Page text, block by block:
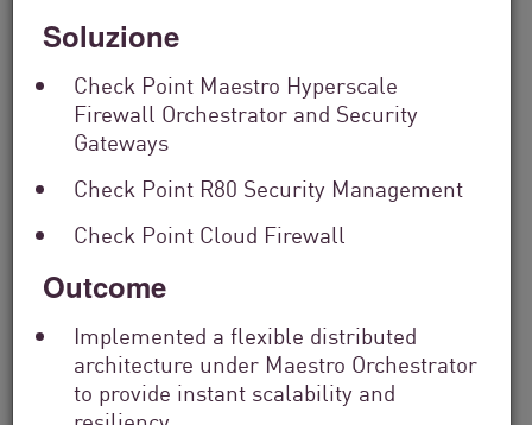
Soluzione
Check Point Maestro Hyperscale
Firewall Orchestrator and Security
Gateways
Check Point R80 Security Management
Check Point Cloud Firewall
Outcome
Implemented a flexible distributed
architecture under Maestro Orchestrator
to provide instant scalability and
Servizi Finanziari
From Dashboard Chaos To A Single